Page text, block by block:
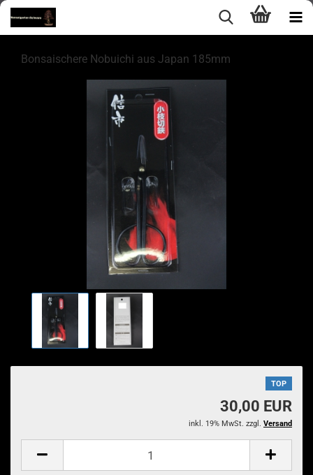
Bonsaischere Nobuichi aus Japan 185mm
TOP
30,00 EUR
inkl. 19% MwSt. zzgl. Versand